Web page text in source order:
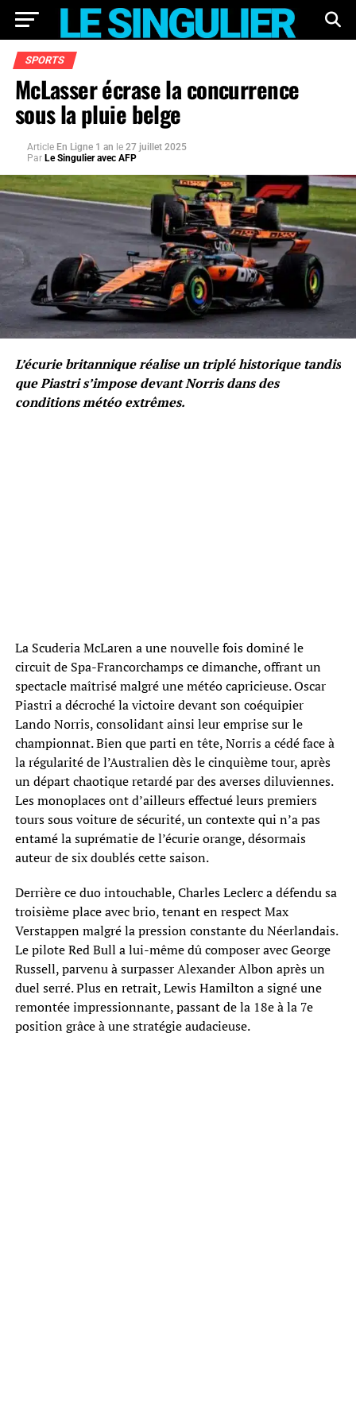
SPORTS
McLasser écrase la concurrence
sous la pluie belge
Article En Ligne 1 an le 27 juillet 2025
Par Le Singulier avec AFP
L’écurie britannique réalise un triplé historique tandis
que Piastri s’impose devant Norris dans des
conditions météo extrêmes.
La Scuderia McLaren a une nouvelle fois dominé le
circuit de Spa-Francorchamps ce dimanche, offrant un
spectacle maîtrisé malgré une météo capricieuse. Oscar
Piastri a décroché la victoire devant son coéquipier
Lando Norris, consolidant ainsi leur emprise sur le
championnat. Bien que parti en tête, Norris a cédé face à
la régularité de l’Australien dès le cinquième tour, après
un départ chaotique retardé par des averses diluviennes.
Les monoplaces ont d’ailleurs effectué leurs premiers
tours sous voiture de sécurité, un contexte qui n’a pas
entamé la suprématie de l’écurie orange, désormais
auteur de six doublés cette saison.
Derrière ce duo intouchable, Charles Leclerc a défendu sa
troisième place avec brio, tenant en respect Max
Verstappen malgré la pression constante du Néerlandais.
Le pilote Red Bull a lui-même dû composer avec George
Russell, parvenu à surpasser Alexander Albon après un
duel serré. Plus en retrait, Lewis Hamilton a signé une
remontée impressionnante, passant de la 18e à la 7e
position grâce à une stratégie audacieuse.